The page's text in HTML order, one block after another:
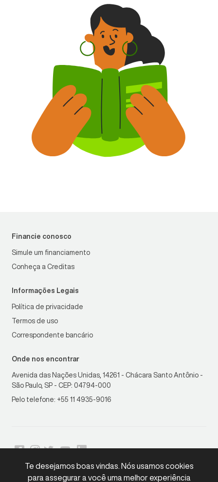
Te desejamos boas vindas. Nós usamos cookies
para assegurar a você uma melhor experiência
Financie conosco
Simule um financiamento
Conheça a Creditas
Informações Legais
Política de privacidade
Termos de uso
Correspondente bancário
Onde nos encontrar
Avenida das Nações Unidas, 14261 - Chácara Santo Antônio -
São Paulo, SP - CEP: 04794-000
Pelo telefone: +55 11 4935-9016
LGPDCompliant•Copyright © 2026 Creditas. Todos os